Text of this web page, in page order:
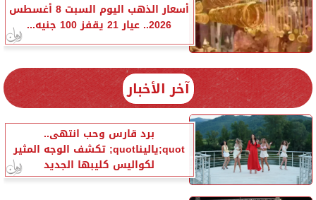
أسعار الذهب اليوم السبت 8 أغسطس
2026.. عيار 21 يقفز 100 جنيه...
آخر الأخبار
برد قارس وحب انتهى..
quot;ياليناquot; تكشف الوجه المثير
لكواليس كليبها الجديد